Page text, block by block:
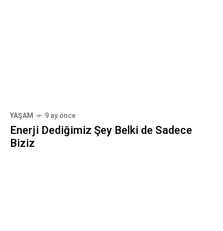
YAŞAM 9 ay önce
Enerji Dediğimiz Şey Belki de Sadece
Biziz